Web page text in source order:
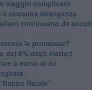
viaggio complicato
nessuna emergenza
continuano da secoli
le promesse?
del 9% degli elettori
a meno di lui
Natale”